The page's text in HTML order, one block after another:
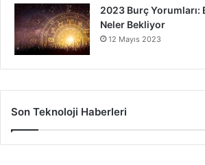
2023 Burç Yorumları:
Neler Bekliyor
12 Mayıs 2023
Son Teknoloji Haberleri